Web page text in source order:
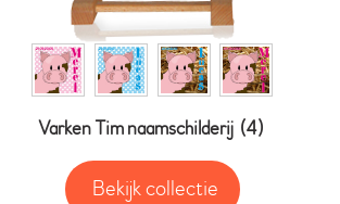
Varken Tim naamschilderij (4)
Bekijk collectie